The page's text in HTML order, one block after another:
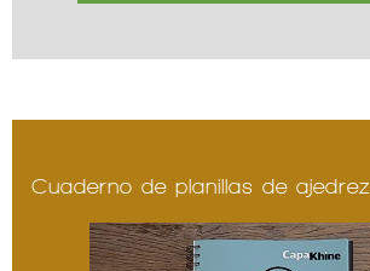
Cuaderno de planillas de ajedrez